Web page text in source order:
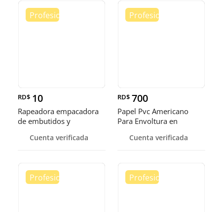
RD$ 10
Rapeadora empacadora
de embutidos y
Cuenta verificada
RD$ 700
Papel Pvc Americano
Para Envoltura en
pulgadas
Cuenta verificada